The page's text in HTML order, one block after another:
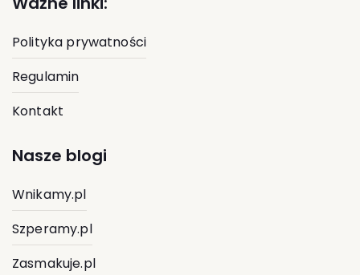
Polityka prywatności
Regulamin
Kontakt
Nasze blogi
Wnikamy.pl
Szperamy.pl
Zasmakuje.pl